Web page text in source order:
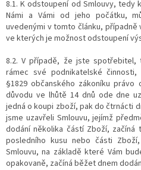
8.1. K odstoupení od Smlouvy, tedy
Námi a Vámi od jeho počátku,
uvedenými v tomto článku, případně
ve kterých je možnost odstoupení
8.2. V případě, že jste spotřebitel,
rámec své podnikatelské
§1829 občanského zákoníku
důvodu ve lhůtě 14 dnů ode dne
jedná o koupi zboží, pak do čtrnácti
jsme uzavřeli Smlouvu, jejímž
dodání několika částí Zboží,
posledního kusu nebo části
Smlouvu, na základě které Vám
opakovaně, začíná běžet dnem